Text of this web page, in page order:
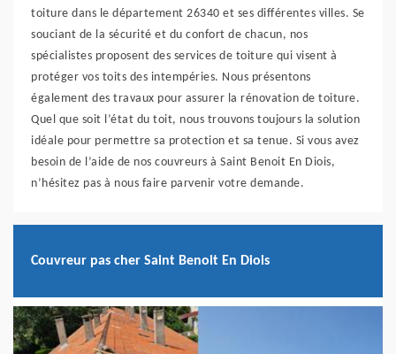
toiture dans le département 26340 et ses différentes villes. Se
souciant de la sécurité et du confort de chacun, nos
spécialistes proposent des services de toiture qui visent à
protéger vos toits des intempéries. Nous présentons
également des travaux pour assurer la rénovation de toiture.
Quel que soit l’état du toit, nous trouvons toujours la solution
idéale pour permettre sa protection et sa tenue. Si vous avez
besoin de l’aide de nos couvreurs à Saint Benoit En Diois,
n’hésitez pas à nous faire parvenir votre demande.
Couvreur pas cher Saint Benoit En Diois